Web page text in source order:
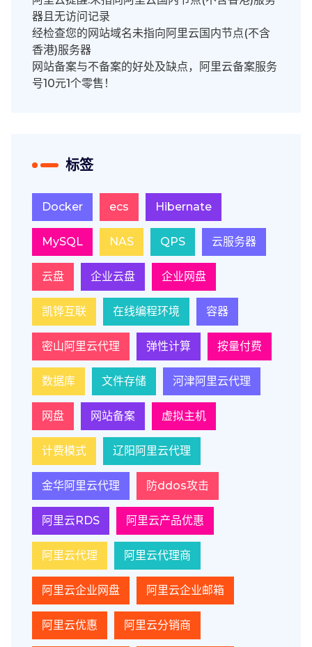
器且无访问记录
经检查您的网站域名未指向阿里云国内节点(不含
香港)服务器
网站备案与不备案的好处及缺点，阿里云备案服务
号10元1个零售！
标签
Docker ecs Hibernate
MySQL NAS QPS 云服务器
云盘 企业云盘 企业网盘
凯铧互联 在线编程环境 容器
密山阿里云代理 弹性计算 按量付费
数据库 文件存储 河津阿里云代理
网盘 网站备案 虚拟主机
计费模式 辽阳阿里云代理
金华阿里云代理 防ddos攻击
阿里云RDS 阿里云产品优惠
阿里云代理 阿里云代理商
阿里云企业网盘 阿里云企业邮箱
阿里云优惠 阿里云分销商